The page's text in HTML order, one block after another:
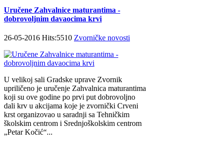
Uručene Zahvalnice maturantima -
dobrovoljnim davaocima krvi
26-05-2016 Hits:5510 Zvorničke novosti
U velikoj sali Gradske uprave Zvornik
upriličeno je uručenje Zahvalnica maturantima
koji su ove godine po prvi put dobrovoljno
dali krv u akcijama koje je zvornički Crveni
krst organizovao u saradnji sa Tehničkim
školskim centrom i Srednjoškolskim centrom
„Petar Kočić“...